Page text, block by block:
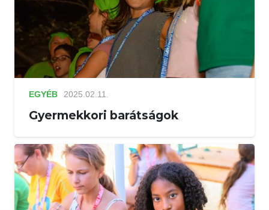
EGYÉB 2025.02.11.
Gyermekkori barátságok